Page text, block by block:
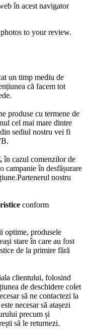
în acest navigator
to your review.
un timp mediu de
că facem tot
produse cu termene de
cel mai mare dintre
sediul nostru vei fi
în cazul comenzilor de
campanie în desfășurare
nostru
conform
optime, produsele
stare în care au fost
de la primire fără
clientului, folosind
de deschidere colet
să ne contactezi la
necesar să atașezi
precum și
să le returnezi.